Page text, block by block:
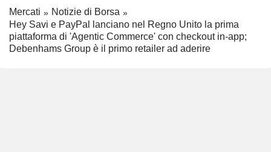
Mercati
Notizie di Borsa
Hey Savi e PayPal lanciano nel Regno Unito la prima
piattaforma di 'Agentic Commerce' con checkout in-app;
Debenhams Group è il primo retailer ad aderire